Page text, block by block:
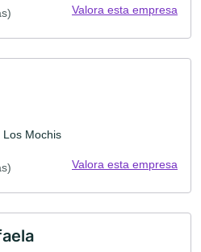
Valora esta empresa
Mochis
Valora esta empresa